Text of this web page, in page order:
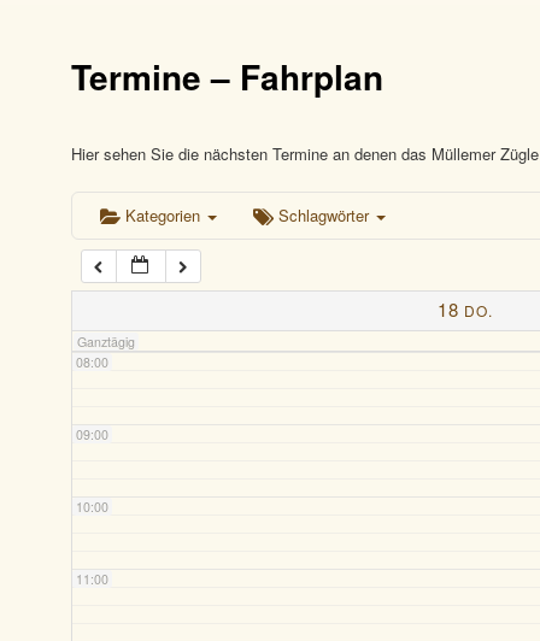
Termine – Fahrplan
Hier sehen Sie die nächsten Termine an denen das Müllemer
Kategorien Schlagwörter
18 DO.
Ganztägig
04:00
05:00
06:00
07:00
08:00
09:00
10:00
11:00